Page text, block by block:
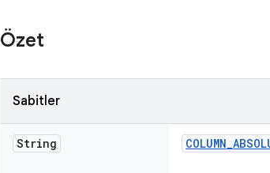
Özet
Sabitler
String COLUMN_